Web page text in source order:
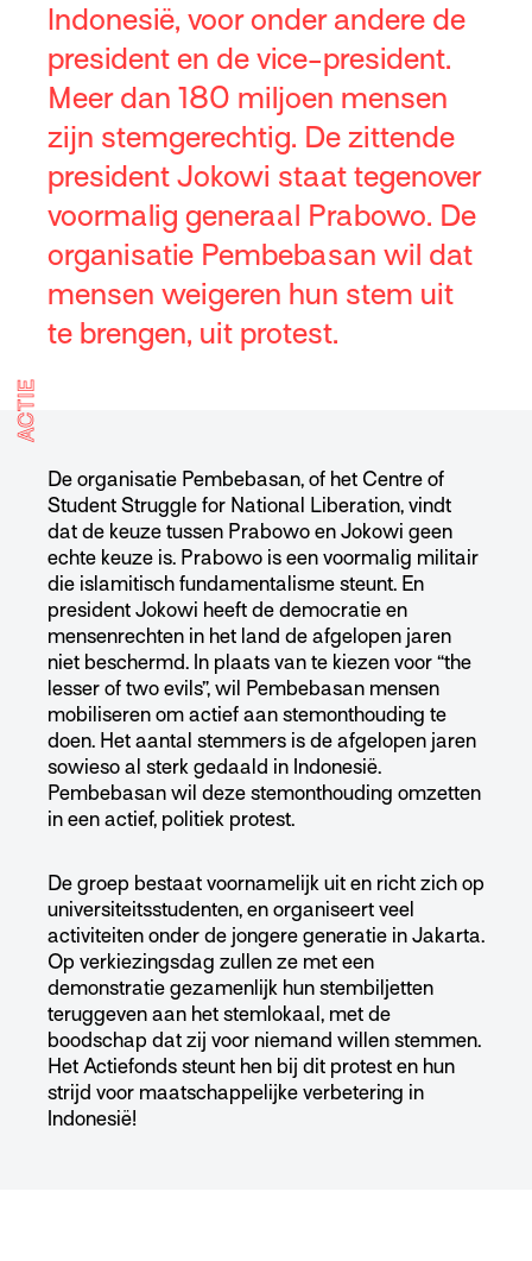
Indonesië, voor onder andere de
president en de vice-president.
Meer dan 180 miljoen mensen
zijn stemgerechtig. De zittende
president Jokowi staat tegenover
voormalig generaal Prabowo. De
organisatie Pembebasan wil dat
mensen weigeren hun stem uit
te brengen, uit protest.
ACTIE
De organisatie Pembebasan, of het Centre of
Student Struggle for National Liberation, vindt
dat de keuze tussen Prabowo en Jokowi geen
echte keuze is. Prabowo is een voormalig militair
die islamitisch fundamentalisme steunt. En
president Jokowi heeft de democratie en
mensenrechten in het land de afgelopen jaren
niet beschermd. In plaats van te kiezen voor “the
lesser of two evils”, wil Pembebasan mensen
mobiliseren om actief aan stemonthouding te
doen. Het aantal stemmers is de afgelopen jaren
sowieso al sterk gedaald in Indonesië.
Pembebasan wil deze stemonthouding omzetten
in een actief, politiek protest.
De groep bestaat voornamelijk uit en richt zich op
universiteitsstudenten, en organiseert veel
activiteiten onder de jongere generatie in Jakarta.
Op verkiezingsdag zullen ze met een
demonstratie gezamenlijk hun stembiljetten
teruggeven aan het stemlokaal, met de
boodschap dat zij voor niemand willen stemmen.
Het Actiefonds steunt hen bij dit protest en hun
strijd voor maatschappelijke verbetering in
Indonesië!